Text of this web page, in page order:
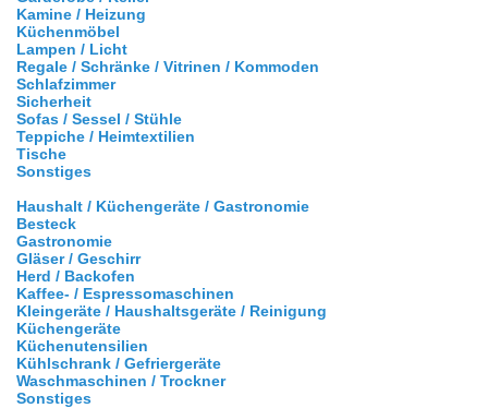
Kamine / Heizung
Küchenmöbel
Lampen / Licht
Regale / Schränke / Vitrinen / Kommoden
Schlafzimmer
Sicherheit
Sofas / Sessel / Stühle
Teppiche / Heimtextilien
Tische
Sonstiges
Haushalt / Küchengeräte / Gastronomie
Besteck
Gastronomie
Gläser / Geschirr
Herd / Backofen
Kaffee- / Espressomaschinen
Kleingeräte / Haushaltsgeräte / Reinigung
Küchengeräte
Küchenutensilien
Kühlschrank / Gefriergeräte
Waschmaschinen / Trockner
Sonstiges